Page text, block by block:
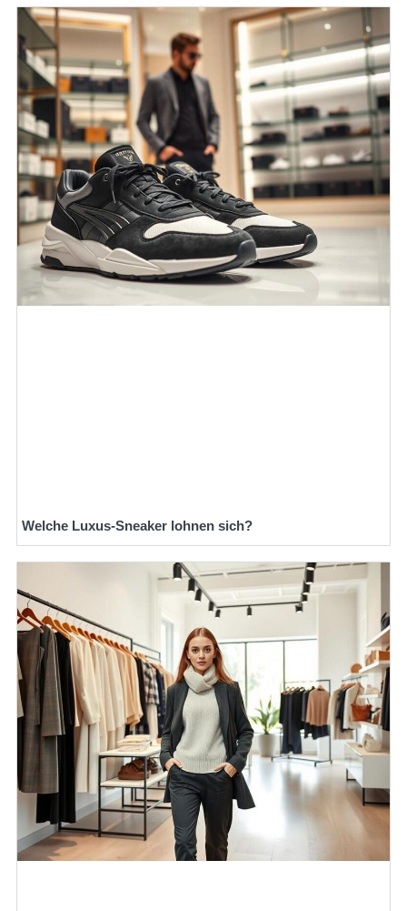
Welche Luxus-Sneaker lohnen sich?